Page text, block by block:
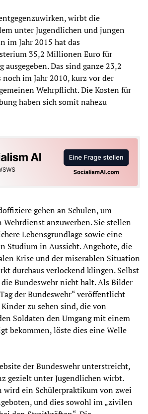
wirbt die
unter Jugendlichen und jungen
im Jahr 2015 hat das
35,2 Millionen Euro für
ausgegeben. Das sind ganze 23,2
im Jahr 2010, kurz vor der
Wehrpflicht. Die Kosten für
haben sich somit nahezu
gehen an Schulen, um
Wehrdienst anzuwerben. Sie stellen
Lebensgrundlage sowie eine
Studium in Aussicht. Angebote, die
Krise und der miserablen Situation
durchaus verlockend klingen. Selbst
Bundeswehr nicht halt. Als Bilder
der Bundeswehr“ veröffentlicht
zu sehen sind, die von
Soldaten den Umgang mit einem
bekommen, löste dies eine Welle
der Bundeswehr unterstreicht,
gezielt unter Jugendlichen wirbt.
wird ein Schülerpraktikum von zwei
und dies sowohl im „zivilen